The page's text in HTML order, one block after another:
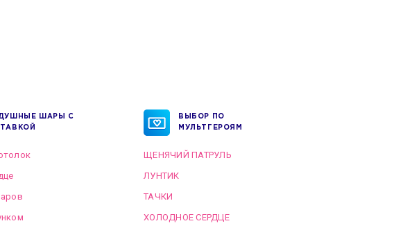
ШАРЫ С
ВЫБОР ПО
МУЛЬТГЕРОЯМ
ЩЕНЯЧИЙ ПАТРУЛЬ
ЛУНТИК
ТАЧКИ
ХОЛОДНОЕ СЕРДЦЕ